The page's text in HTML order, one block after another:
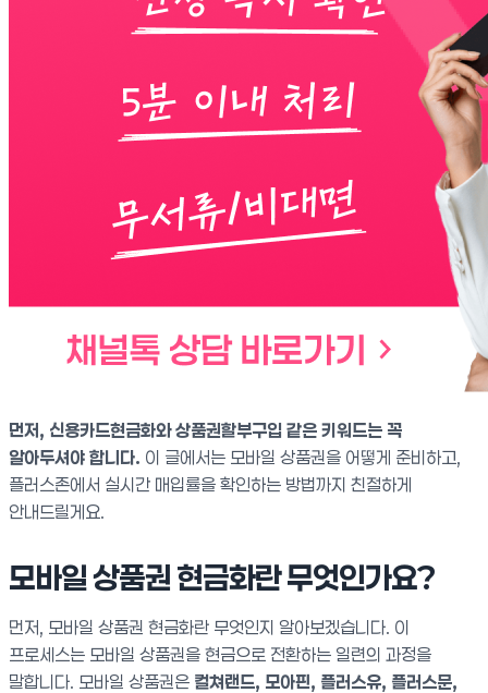
먼저, 신용카드현금화와 상품권할부구입 같은 키워드는 꼭
알아두셔야 합니다. 이 글에서는 모바일 상품권을 어떻게 준비하고,
플러스존에서 실시간 매입률을 확인하는 방법까지 친절하게
안내드릴게요.
모바일 상품권 현금화란 무엇인가요?
먼저, 모바일 상품권 현금화란 무엇인지 알아보겠습니다. 이
프로세스는 모바일 상품권을 현금으로 전환하는 일련의 과정을
말합니다. 모바일 상품권은 컬쳐랜드, 모아핀, 플러스유, 플러스문,